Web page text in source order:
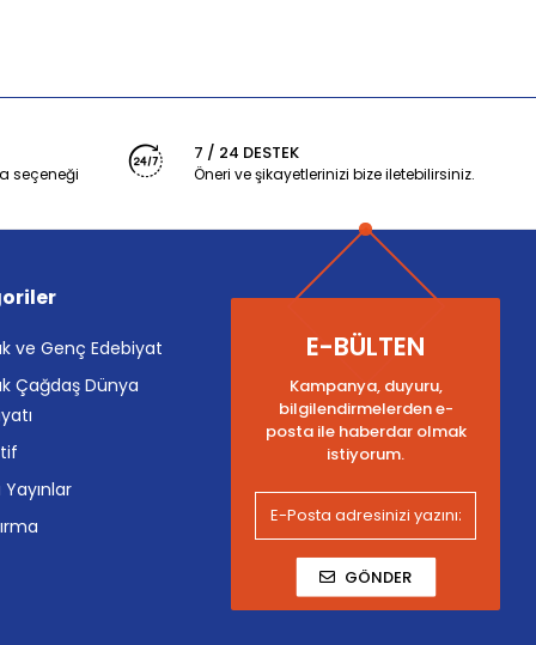
seçeneği
7 / 24 DESTEK
Öneri ve şikayetlerinizi bize iletebilirsiniz.
ve Genç Edebiyat
Çağdaş Dünya
Yayınlar
E-BÜLTEN
Kampanya, duyuru,
bilgilendirmelerden e-
posta ile haberdar olmak
istiyorum.
GÖNDER